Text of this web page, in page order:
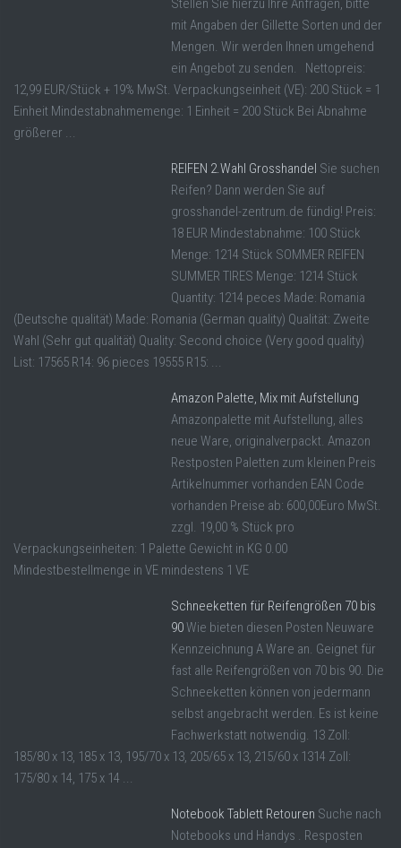
Stellen Sie hierzu Ihre Anfragen, bitte
mit Angaben der Gillette Sorten und der
Mengen. Wir werden Ihnen umgehend
ein Angebot zu senden. Nettopreis:
12,99 EUR/Stück + 19% MwSt. Verpackungseinheit (VE): 200 Stück = 1
Einheit Mindestabnahmemenge: 1 Einheit = 200 Stück Bei Abnahme
größerer ...
REIFEN 2.Wahl Grosshandel Sie suchen
Reifen? Dann werden Sie auf
grosshandel-zentrum.de fündig! Preis:
18 EUR Mindestabnahme: 100 Stück
Menge: 1214 Stück SOMMER REIFEN
SUMMER TIRES Menge: 1214 Stück
Quantity: 1214 peces Made: Romania
(Deutsche qualität) Made: Romania (German quality) Qualität: Zweite
Wahl (Sehr gut qualität) Quality: Second choice (Very good quality)
List: 17565 R14: 96 pieces 19555 R15: ...
Amazon Palette, Mix mit Aufstellung
Amazonpalette mit Aufstellung, alles
neue Ware, originalverpackt. Amazon
Restposten Paletten zum kleinen Preis
Artikelnummer vorhanden EAN Code
vorhanden Preise ab: 600,00Euro MwSt.
zzgl. 19,00 % Stück pro
Verpackungseinheiten: 1 Palette Gewicht in KG 0.00
Mindestbestellmenge in VE mindestens 1 VE
Schneeketten für Reifengrößen 70 bis
90Wie bieten diesen Posten Neuware
Kennzeichnung A Ware an. Geignet für
fast alle Reifengrößen von 70 bis 90. Die
Schneeketten können von jedermann
selbst angebracht werden. Es ist keine
Fachwerkstatt notwendig. 13 Zoll:
185/80 x 13, 185 x 13, 195/70 x 13, 205/65 x 13, 215/60 x 1314 Zoll:
175/80 x 14, 175 x 14 ...
Notebook Tablett Retouren Suche nach
Notebooks und Handys . Resposten